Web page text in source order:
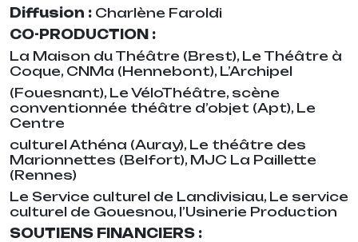
Diffusion : Charlène Faroldi
CO-PRODUCTION :
La Maison du Théâtre (Brest), Le Théâtre à
Coque, CNMa (Hennebont), L’Archipel
(Fouesnant), Le VéloThéâtre, scène
conventionnée théâtre d’objet (Apt), Le
Centre
culturel Athéna (Auray), Le théâtre des
Marionnettes (Belfort), MJC La Paillette
(Rennes)
Le Service culturel de Landivisiau, Le service
culturel de Gouesnou, l’Usinerie Production
SOUTIENS FINANCIERS :